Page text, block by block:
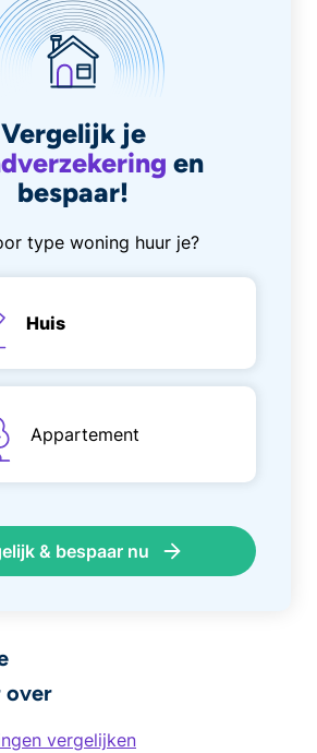
Vergelijk je
en
bespaar!
type woning huur je?
Huis
Appartement
& bespaar nu
over
vergelijken